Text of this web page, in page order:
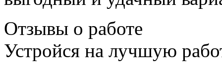
Отзывы о работе
Устройся на лучшую